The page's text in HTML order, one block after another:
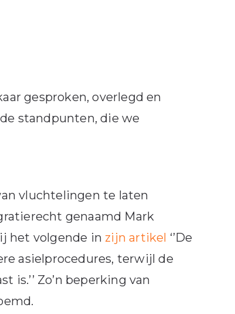
gesproken, overlegd en
standpunten, die we
vluchtelingen te laten
genaamd Mark
het volgende in zijn artikel ‘’De
asielprocedures, terwijl de
Zo’n beperking van